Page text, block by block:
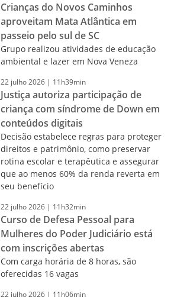
Crianças do Novos Caminhos
aproveitam Mata Atlântica em
passeio pelo sul de SC
Grupo realizou atividades de educação
ambiental e lazer em Nova Veneza
22 julho2026 | 11h39min
Justiça autoriza participação de
criança com síndrome de Down em
conteúdos digitais
Decisão estabelece regras para proteger
direitos e patrimônio, como preservar
rotina escolar e terapêutica e assegurar
que ao menos 60% da renda reverta em
seu benefício
22 julho2026 | 11h32min
Curso de Defesa Pessoal para
Mulheres do Poder Judiciário está
com inscrições abertas
Com carga horária de 8 horas, são
oferecidas 16 vagas
22 julho2026 | 11h06min